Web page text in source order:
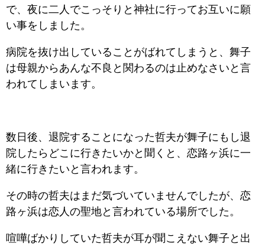
で、夜に二人でこっそりと神社に行ってお互いに願
い事をしました。
病院を抜け出していることがばれてしまうと、舞子
は母親からあんな不良と関わるのは止めなさいと言
われてしまいます。
数日後、退院することになった哲夫が舞子にもし退
院したらどこに行きたいかと聞くと、恋路ヶ浜に一
緒に行きたいと言われます。
その時の哲夫はまだ気づいていませんでしたが、恋
路ヶ浜は恋人の聖地と言われている場所でした。
喧嘩ばかりしていた哲夫が耳が聞こえない舞子と出